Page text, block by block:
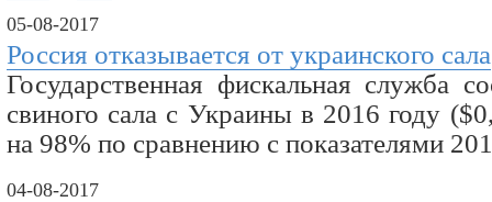
05-08-2017
Россия отказывается от украинского сала
Государственная фискальная служба
свиного сала с Украины в 2016 году
на 98% по сравнению с показателями
04-08-2017